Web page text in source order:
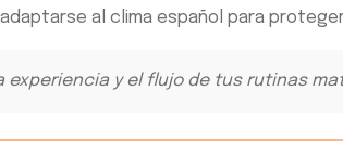
al clima español para
experiencia y el flujo de tus rutinas